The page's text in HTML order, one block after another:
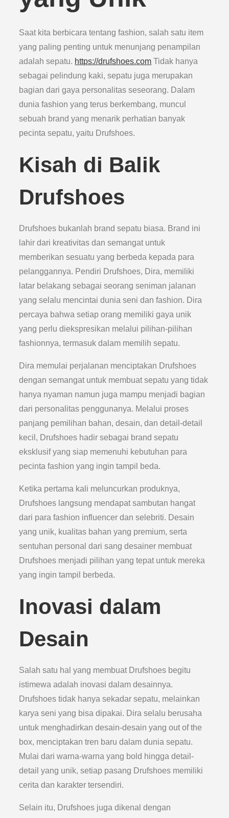
Saat kita berbicara tentang fashion, salah satu item
yang paling penting untuk menunjang penampilan
adalah sepatu. https://drufshoes.com Tidak hanya
sebagai pelindung kaki, sepatu juga merupakan
bagian dari gaya personalitas seseorang. Dalam
dunia fashion yang terus berkembang, muncul
sebuah brand yang menarik perhatian banyak
pecinta sepatu, yaitu Drufshoes.
Kisah di Balik
Drufshoes
Drufshoes bukanlah brand sepatu biasa. Brand ini
lahir dari kreativitas dan semangat untuk
memberikan sesuatu yang berbeda kepada para
pelanggannya. Pendiri Drufshoes, Dira, memiliki
latar belakang sebagai seorang seniman jalanan
yang selalu mencintai dunia seni dan fashion. Dira
percaya bahwa setiap orang memiliki gaya unik
yang perlu diekspresikan melalui pilihan-pilihan
fashionnya, termasuk dalam memilih sepatu.
Dira memulai perjalanan menciptakan Drufshoes
dengan semangat untuk membuat sepatu yang tidak
hanya nyaman namun juga mampu menjadi bagian
dari personalitas penggunanya. Melalui proses
panjang pemilihan bahan, desain, dan detail-detail
kecil, Drufshoes hadir sebagai brand sepatu
eksklusif yang siap memenuhi kebutuhan para
pecinta fashion yang ingin tampil beda.
Ketika pertama kali meluncurkan produknya,
Drufshoes langsung mendapat sambutan hangat
dari para fashion influencer dan selebriti. Desain
yang unik, kualitas bahan yang premium, serta
sentuhan personal dari sang desainer membuat
Drufshoes menjadi pilihan yang tepat untuk mereka
yang ingin tampil berbeda.
Inovasi dalam
Desain
Salah satu hal yang membuat Drufshoes begitu
istimewa adalah inovasi dalam desainnya.
Drufshoes tidak hanya sekadar sepatu, melainkan
karya seni yang bisa dipakai. Dira selalu berusaha
untuk menghadirkan desain-desain yang out of the
box, menciptakan tren baru dalam dunia sepatu.
Mulai dari warna-warna yang bold hingga detail-
detail yang unik, setiap pasang Drufshoes memiliki
cerita dan karakter tersendiri.
Selain itu, Drufshoes juga dikenal dengan